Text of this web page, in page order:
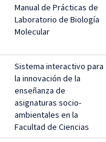
Manual de Prácticas de
Laboratorio de Biología
Molecular
Sistema interactivo para
la innovación de la
enseñanza de
asignaturas socio-
ambientales en la
Facultad de Ciencias